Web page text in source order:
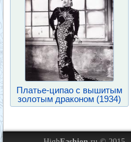
Платье-ципао с вышитым
золотым драконом (1934)